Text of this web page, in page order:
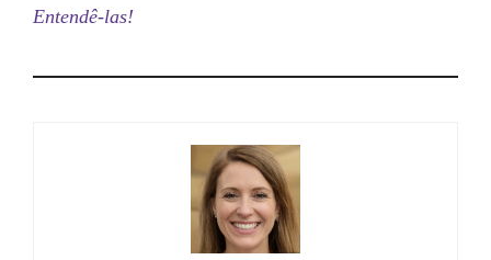
Entendê-las!